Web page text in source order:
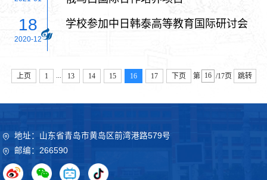
18
2020-12
学校参加中日韩泰高等教育国际研讨会
上页 1 13 14 15 16 17 下页 第 /17页 跳转
地址：山东省青岛市黄岛区前湾港路579号
邮编：266590